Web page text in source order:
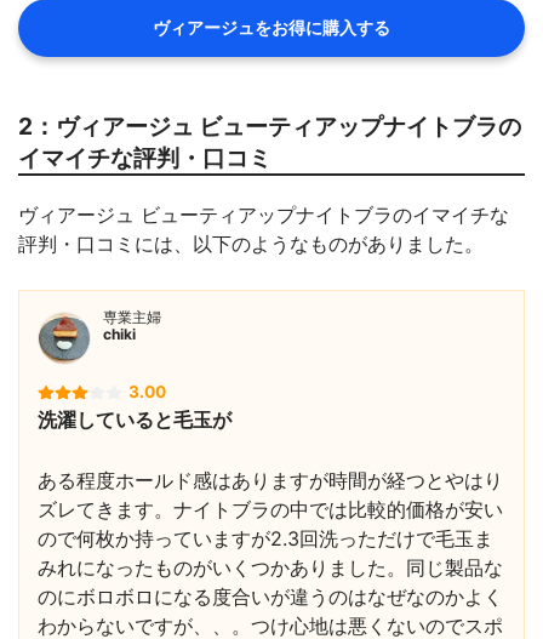
ヴィアージュをお得に購入する
2：ヴィアージュ ビューティアップナイトブラの
イマイチな評判・口コミ
ヴィアージュ ビューティアップナイトブラのイマイチな
評判・口コミには、以下のようなものがありました。
専業主婦
chiki
3.00
洗濯していると毛玉が
ある程度ホールド感はありますが時間が経つとやはり
ズレてきます。ナイトブラの中では比較的価格が安い
ので何枚か持っていますが2.3回洗っただけで毛玉ま
みれになったものがいくつかありました。同じ製品な
のにボロボロになる度合いが違うのはなぜなのかよく
わからないですが、、。つけ心地は悪くないのでスポ